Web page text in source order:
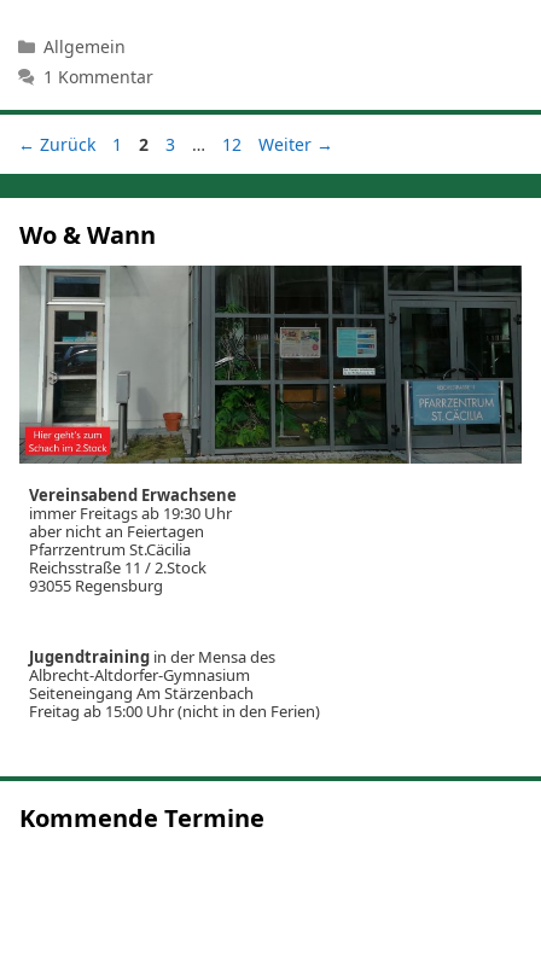
Kategorien
Allgemein
1 Kommentar
← Zurück Seite
1 Seite
2 Seite
3 … Seite
12 Weiter →
Wo & Wann
Vereinsabend Erwachsene
immer Freitags ab 19:30 Uhr
aber nicht an Feiertagen
Pfarrzentrum St.Cäcilia
Reichsstraße 11 / 2.Stock
93055 Regensburg
Jugendtraining in der Mensa des
Albrecht-Altdorfer-Gymnasium
Seiteneingang Am Stärzenbach
Freitag ab 15:00 Uhr (nicht in den Ferien)
Kommende Termine